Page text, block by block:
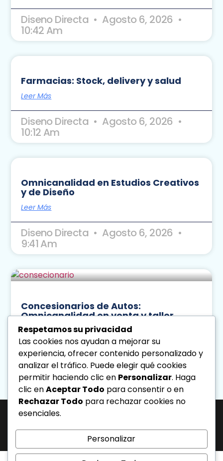
Diseno Directa Agosto 6, 2026
10:42 Am
Farmacias: Stock, delivery y salud
Leer Más
Diseno Directa Agosto 6, 2026
10:12 Am
Omnicanalidad en Estudios Creativos
y de Diseño
Leer Más
Diseno Directa Agosto 6, 2026
9:41 Am
Concesionarios de Autos:
Omnicanalidad en venta y taller
Leer Más
Diseno Directa Agosto 5, 2026
3:28 Pm
« Previo
Siguiente »
0212.6103399.
Todos los derechos reservados.
Respetamos su privacidad
Las cookies nos ayudan a mejorar su
experiencia, ofrecer contenido personalizado y
analizar el tráfico. Puede elegir qué cookies
permitir haciendo clic en Personalizar. Haga
clic enAceptar Todo para consentir o en
Rechazar Todo para rechazar cookies no
esenciales.
Personalizar